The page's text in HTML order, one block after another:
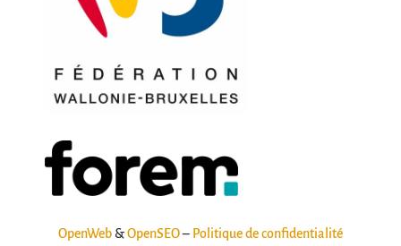
OpenWeb&OpenSEO– Politique de confidentialité